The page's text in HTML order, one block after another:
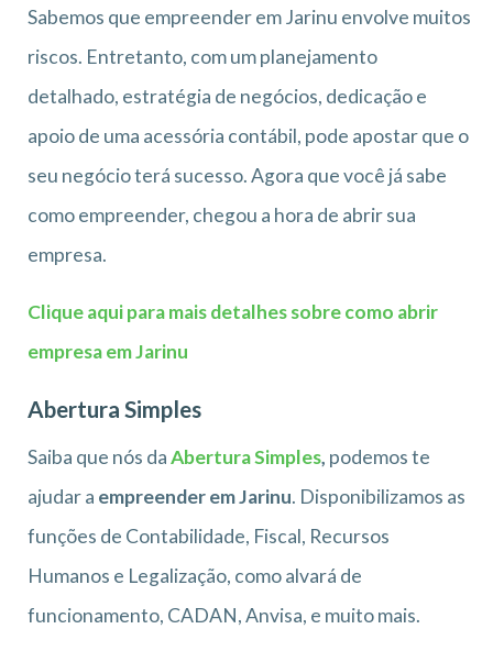
Sabemos que empreender em Jarinu envolve muitos
riscos. Entretanto, com um planejamento
detalhado, estratégia de negócios, dedicação e
apoio de uma acessória contábil, pode apostar que o
seu negócio terá sucesso. Agora que você já sabe
como empreender, chegou a hora de abrir sua
empresa.
Clique aqui para mais detalhes sobre como abrir
empresa em Jarinu
Abertura Simples
Saiba que nós daAbertura Simples, podemos te
ajudar a empreender em Jarinu. Disponibilizamos as
funções de Contabilidade, Fiscal, Recursos
Humanos e Legalização, como alvará de
funcionamento, CADAN, Anvisa, e muito mais.